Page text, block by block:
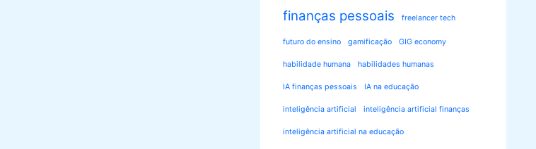
finanças pessoais freelancer tech
futuro do ensino gamificação GIG economy
habilidade humana habilidades humanas
IA finanças pessoais IA na educação
inteligência artificial inteligência artificial finanças
inteligência artificial na educação